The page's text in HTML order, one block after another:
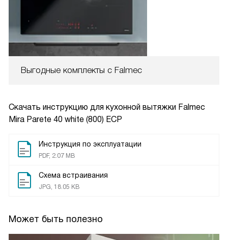
Выгодные комплекты с Falmec
Скачать инструкцию для кухонной вытяжки Falmec
Mira Parete 40 white (800) ECP
Инструкция по эксплуатации
PDF, 2.07 MB
Схема встраивания
JPG, 18.05 KB
Может быть полезно